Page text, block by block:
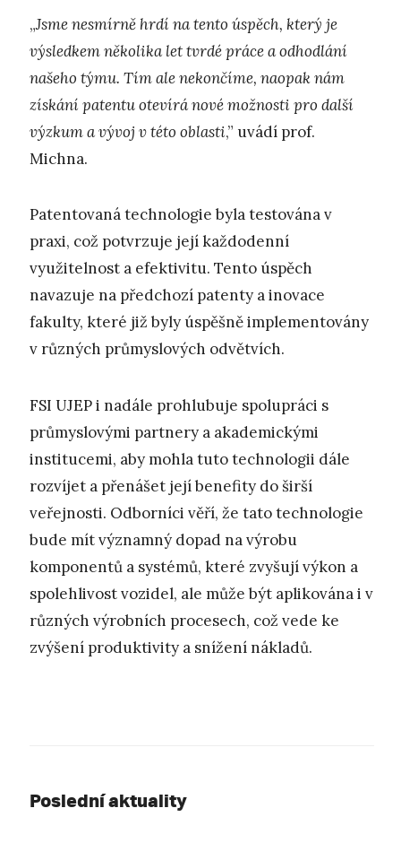
„Jsme nesmírně hrdí na tento úspěch, který je
výsledkem několika let tvrdé práce a odhodlání
našeho týmu. Tím ale nekončíme, naopak nám
získání patentu otevírá nové možnosti pro další
výzkum a vývoj v této oblasti,” uvádí prof.
Michna.
Patentovaná technologie byla testována v
praxi, což potvrzuje její každodenní
využitelnost a efektivitu. Tento úspěch
navazuje na předchozí patenty a inovace
fakulty, které již byly úspěšně implementovány
v různých průmyslových odvětvích.
FSI UJEP i nadále prohlubuje spolupráci s
průmyslovými partnery a akademickými
institucemi, aby mohla tuto technologii dále
rozvíjet a přenášet její benefity do širší
veřejnosti. Odborníci věří, že tato technologie
bude mít významný dopad na výrobu
komponentů a systémů, které zvyšují výkon a
spolehlivost vozidel, ale může být aplikována i v
různých výrobních procesech, což vede ke
zvýšení produktivity a snížení nákladů.
Poslední aktuality